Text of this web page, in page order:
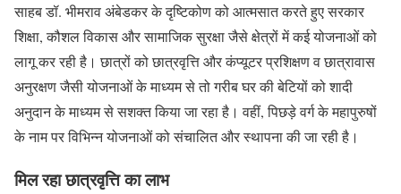
साहब डॉ. भीमराव अंबेडकर के दृष्टिकोण को आत्मसात करते हुए सरकार
शिक्षा, कौशल विकास और सामाजिक सुरक्षा जैसे क्षेत्रों में कई योजनाओं को
लागू कर रही है। छात्रों को छात्रवृत्ति और कंप्यूटर प्रशिक्षण व छात्रावास
अनुरक्षण जैसी योजनाओं के माध्यम से तो गरीब घर की बेटियों को शादी
अनुदान के माध्यम से सशक्त किया जा रहा है। वहीं, पिछड़े वर्ग के महापुरुषों
के नाम पर विभिन्न योजनाओं को संचालित और स्थापना की जा रही है।
मिल रहा छात्रवृत्ति का लाभ